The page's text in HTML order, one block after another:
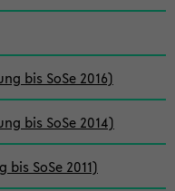
bis SoSe 2016)
bis SoSe 2014)
SoSe 2011)